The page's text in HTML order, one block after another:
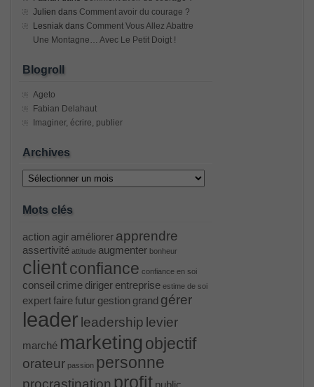
Julien dans Comment avoir du courage ?
Lesniak dans Comment Vous Allez Abattre
Une Montagne… Avec Le Petit Doigt !
Blogroll
Ageto
Fabian Delahaut
Imaginer, écrire, publier
Archives
Archives
Mots clés
action agir améliorer apprendre
assertivité attitude augmenter bonheur
client confiance confiance en soi
conseil crime diriger entreprise estime de soi
expertfairefutur gestion grand gérer
leader leadership levier
marché marketing objectif
orateur passion personne
procrastination profit public